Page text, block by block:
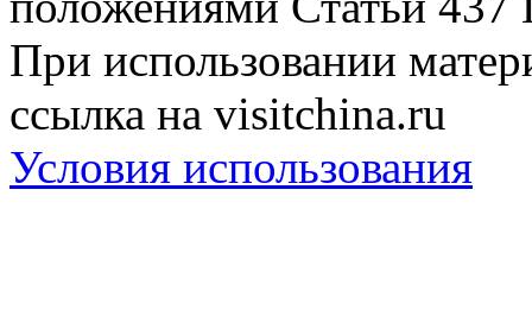
При использовании
ссылка на visitchina.ru
Условия использования